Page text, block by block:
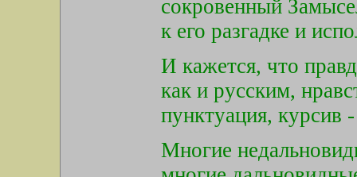
сокровенный
к его разгадке и
И кажется, что
как и русским,
пунктуация, курсив
Многие